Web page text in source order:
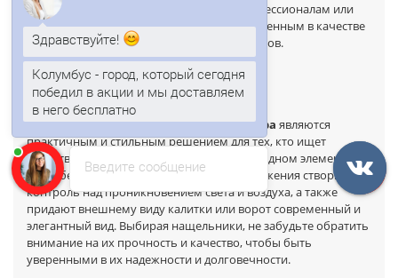
Важно!
Рекомендуется обратиться к профессионалам или
специалистам в монтаже, чтобы быть уверенным в качестве
и безопасности установленных нащельников.
Заключение
Нащельники для калиток и ворот забора являются
практичным и стильным решением для тех, кто ищет
удобство, функциональность и эстетику в одном элементе.
Они обеспечивают легкость и свободу движения створки,
контроль над проникновением света и воздуха, а также
придают внешнему виду калитки или ворот современный и
элегантный вид. Выбирая нащельники, не забудьте обратить
внимание на их прочность и качество, чтобы быть
уверенными в их надежности и долговечности.
Введите сообщение
Здравствуйте!
Колумбус - город, который сегодня
победил в акции и мы доставляем
в него бесплатно
Аннапечатает...